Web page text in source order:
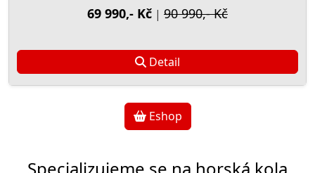
69 990,- Kč | 90 990,- Kč
Detail
Eshop
Specializujeme se na horská kola